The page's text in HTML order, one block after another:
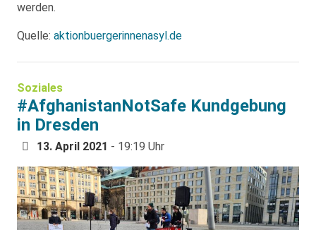
werden.
Quelle: aktionbuergerinnenasyl.de
Soziales
#AfghanistanNotSafe Kundgebung
in Dresden
13. April 2021 - 19:19 Uhr